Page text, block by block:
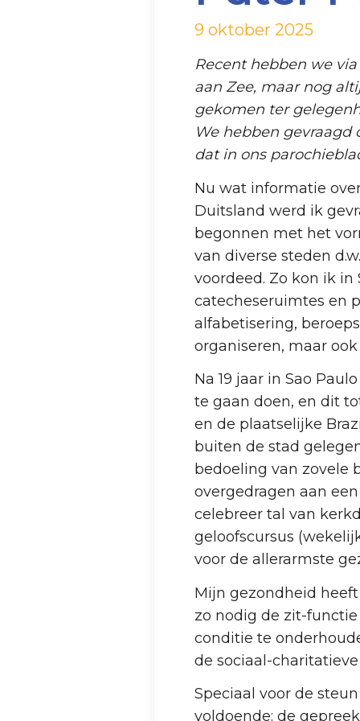
9 oktober 2025
Recent hebben we
aan Zee, maar nog
gekomen ter
We hebben
dat in ons
Nu wat informatie
Duitsland werd ik
begonnen met het
van diverse steden
voordeed. Zo kon ik
catecheseruimtes en
alfabetisering,
organiseren, maar
Na 19 jaar in Sao
te gaan doen, en dit
en de plaatselijke
buiten de stad
bedoeling van zovele
overgedragen aan
celebreer tal van
geloofscursus
voor de allerarmste
Mijn gezondheid
zo nodig de zit-
conditie te
de sociaal-charitatieve
Speciaal voor de
voldoende: de